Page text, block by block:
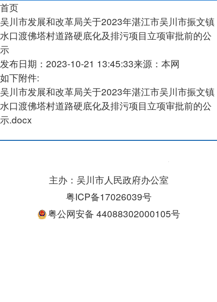
首页
吴川市发展和改革局关于2023年湛江市吴川市振文镇
水口渡佛塔村道路硬底化及排污项目立项审批前的公
示
发布日期：2023-10-21 13:45:33来源：本网
如下附件:
吴川市发展和改革局关于2023年湛江市吴川市振文镇
水口渡佛塔村道路硬底化及排污项目立项审批前的公
示.docx
主办：吴川市人民政府办公室
粤ICP备17026039号
粤公网安备 44088302000105号